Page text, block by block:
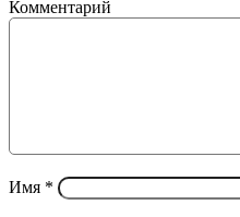
Комментарий
Имя *